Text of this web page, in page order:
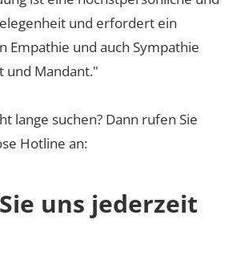
und erfordert ein
Empathie und auch Sympathie
und Mandant."
lange suchen? Dann rufen Sie
Hotline an:
uns jederzeit